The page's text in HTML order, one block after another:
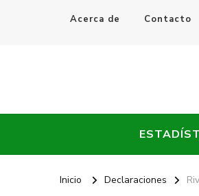
Acerca de Contacto
Every Fútbol
Inicio Declaraciones